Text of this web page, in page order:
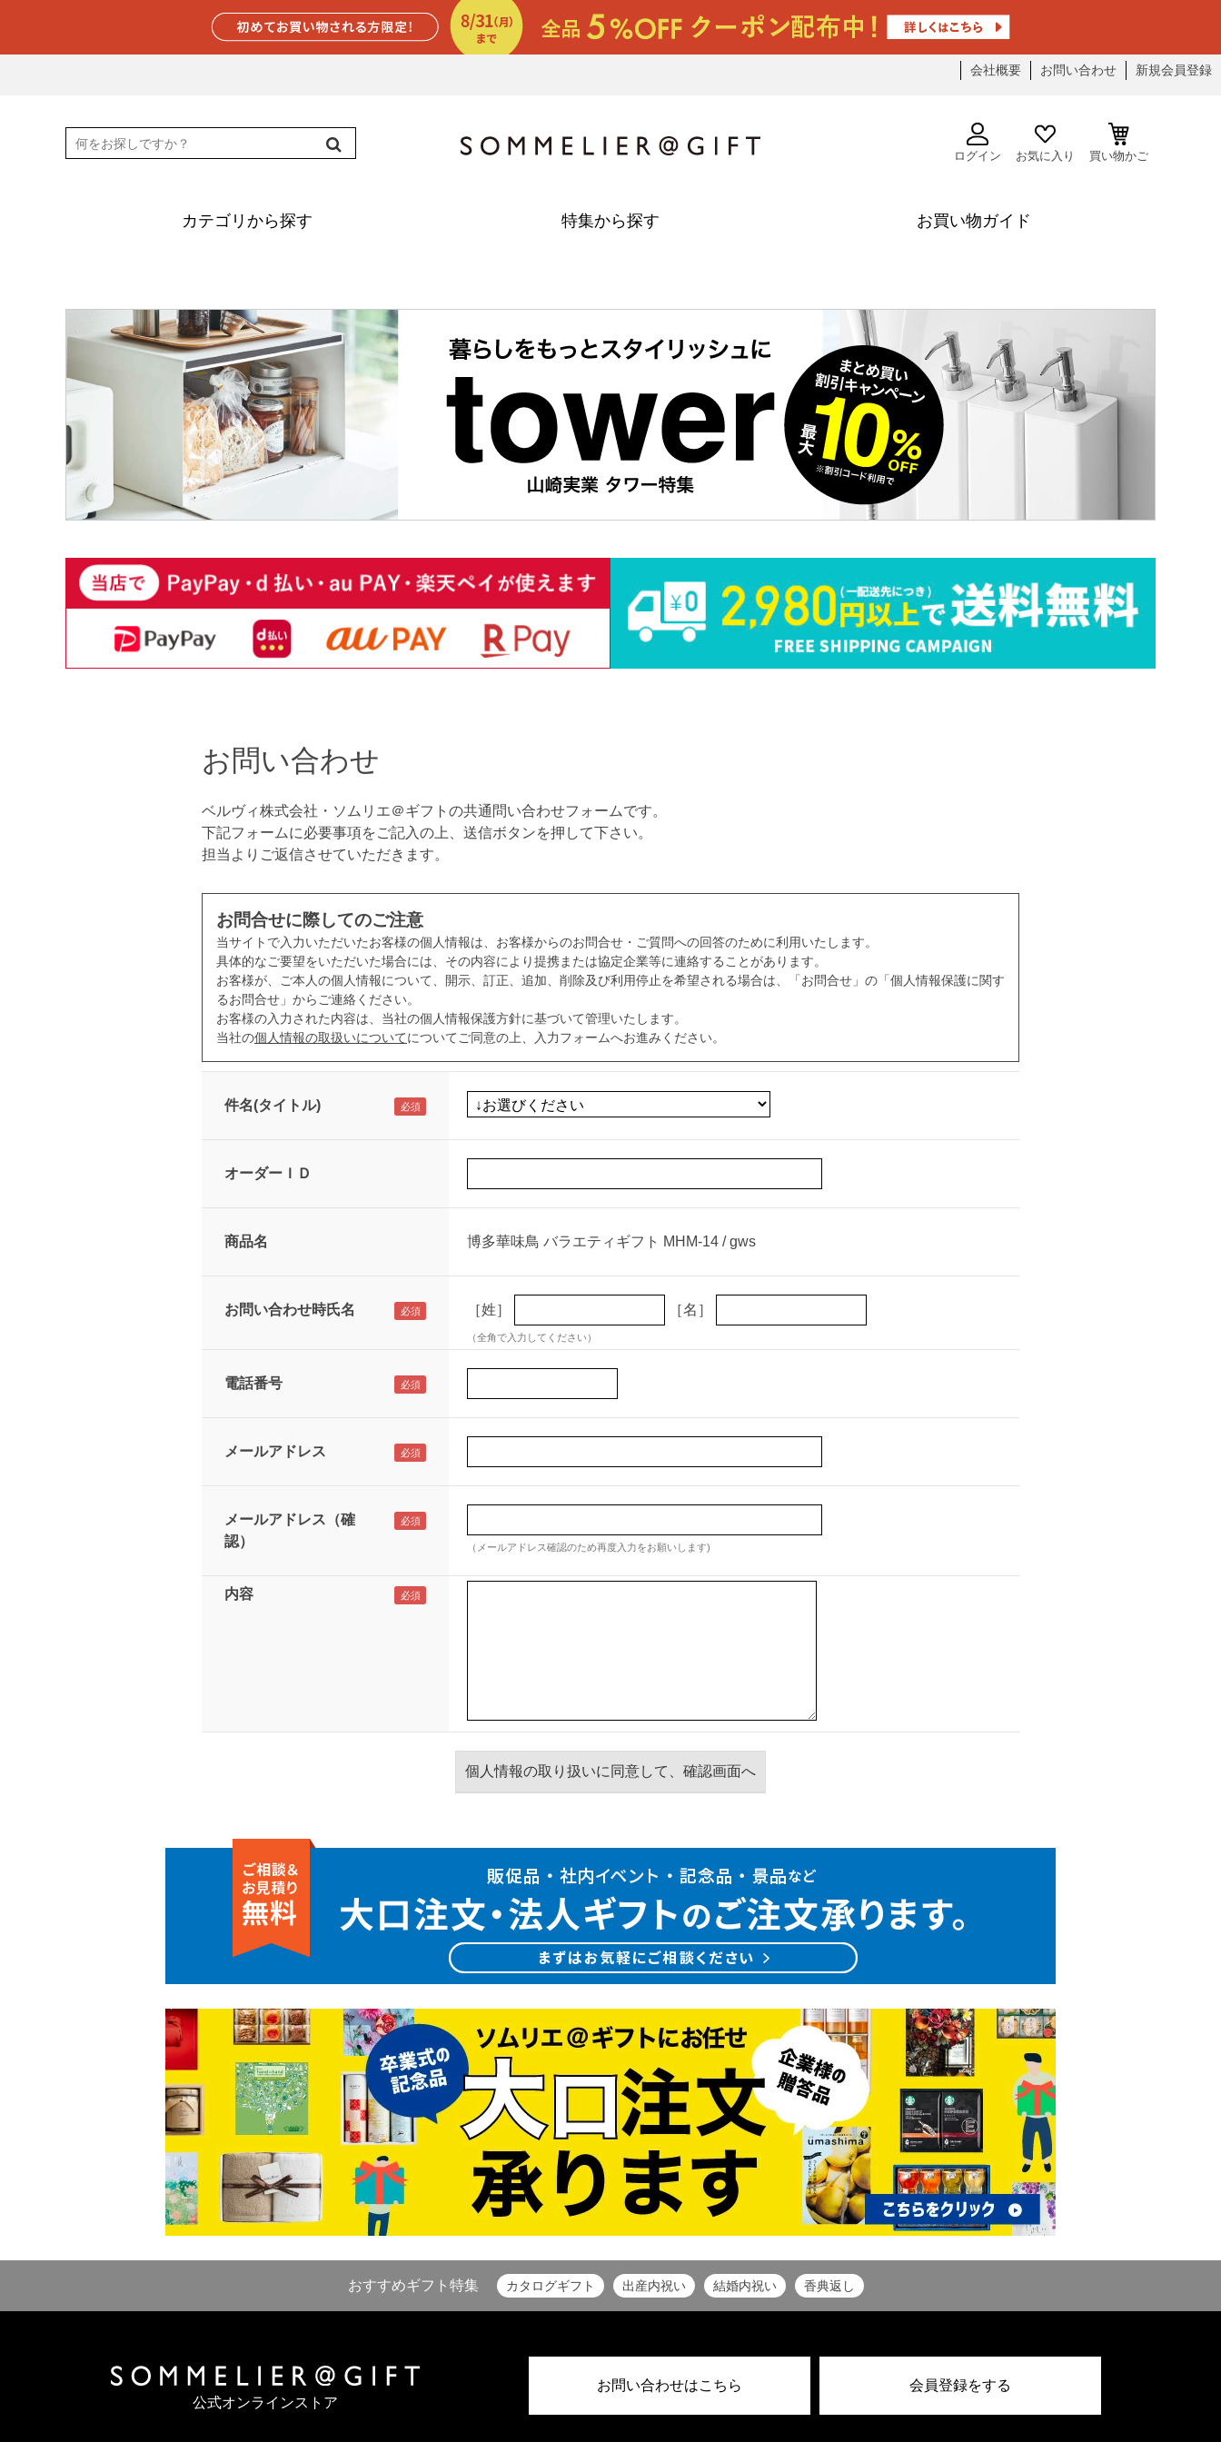
会社概要 お問い合わせ 新規会員登録
ログイン お気に入り 買い物かご
カテゴリから探す 特集から探す お買い物ガイド
お問い合わせ
ベルヴィ株式会社・ソムリエ＠ギフトの共通問い合わせフォームです。
下記フォームに必要事項をご記入の上、送信ボタンを押して下さい。
担当よりご返信させていただきます。
お問合せに際してのご注意
当サイトで入力いただいたお客様の個人情報は、お客様からのお問合せ・ご質問への回答のために利用いたします。
具体的なご要望をいただいた場合には、その内容により提携または協定企業等に連絡することがあります。
お客様が、ご本人の個人情報について、開示、訂正、追加、削除及び利用停止を希望される場合は、「お問合せ」の「個人情報保護に関す
るお問合せ」からご連絡ください。
お客様の入力された内容は、当社の個人情報保護方針に基づいて管理いたします。
当社の個人情報の取扱いについてについてご同意の上、入力フォームへお進みください。
件名(タイトル)
オーダーＩＤ
商品名 博多華味鳥 バラエティギフト MHM-14 / gws
お問い合わせ時氏名 ［姓］ ［名］
（全角で入力してください）
電話番号
メールアドレス
メールアドレス（確
認）
（メールアドレス確認のため再度入力をお願いします)
内容
おすすめギフト特集 カタログギフト 出産内祝い 結婚内祝い 香典返し
公式オンラインストア
お問い合わせはこちら 会員登録をする